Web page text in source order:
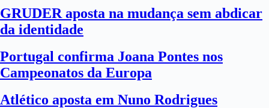
GRUDER aposta na mudança sem abdicar
da identidade
Portugal confirma Joana Pontes nos
Campeonatos da Europa
Atlético aposta em Nuno Rodrigues